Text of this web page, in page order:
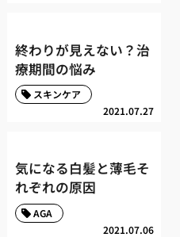
終わりが見えない？治
療期間の悩み
2021.07.27
スキンケア
気になる白髪と薄毛そ
れぞれの原因
2021.07.06
AGA